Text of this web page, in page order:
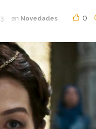
en Novedades 0